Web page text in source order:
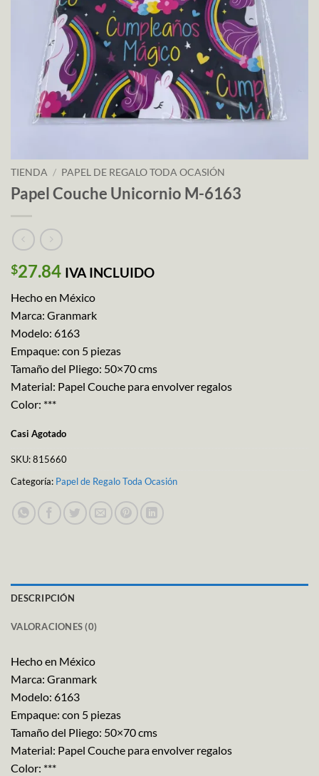
TIENDA / PAPEL DE REGALO TODA OCASIÓN
Papel Couche Unicornio M-6163
$27.84 IVA INCLUIDO
Hecho en México
Marca: Granmark
Modelo: 6163
Empaque: con 5 piezas
Tamaño del Pliego: 50×70 cms
Material: Papel Couche para envolver regalos
Color: ***
Casi Agotado
SKU:815660
Categoría: Papel de Regalo Toda Ocasión
DESCRIPCIÓN
VALORACIONES (0)
Hecho en México
Marca: Granmark
Modelo: 6163
Empaque: con 5 piezas
Tamaño del Pliego: 50×70 cms
Material: Papel Couche para envolver regalos
Color: ***